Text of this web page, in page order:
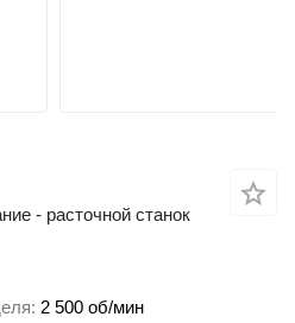
- расточной станок
2 500 об/мин